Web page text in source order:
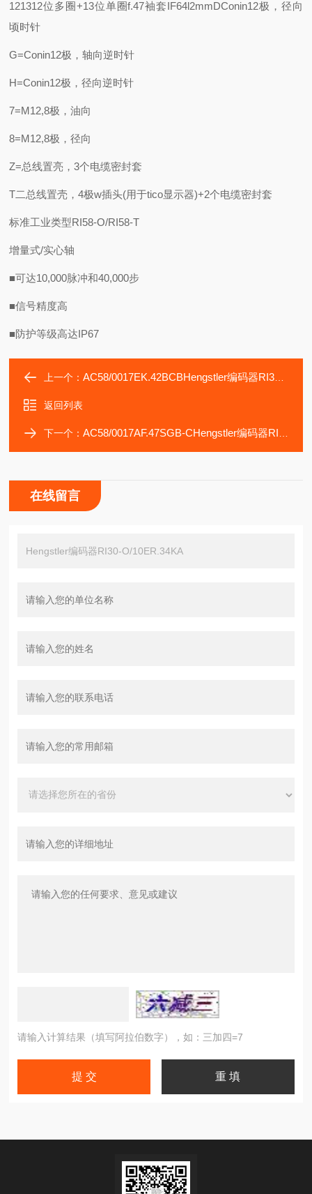
121312位多圈+13位单圈f.47袖套IF64l2mmDConin12极，径向
顷时针
G=Conin12极，轴向逆时针
H=Conin12极，径向逆时针
7=M12,8极，油向
8=M12,8极，径向
Z=总线置亮，3个电缆密封套
T二总线置壳，4极w插头(用于tico显示器)+2个电缆密封套
标准工业类型RI58-O/RI58-T
增量式/实心轴
■可达10,000脉冲和40,000步
■信号精度高
■防护等级高达IP67
上一个：AC58/0017EK.42BCBHengstler编码器RI30-O/5ER.34KB
返回列表
下一个：AC58/0017AF.47SGB-CHengstler编码器RI30-O/360AS.34RB-K0
在线留言
请输入计算结果（填写阿拉伯数字），如：三加四=7